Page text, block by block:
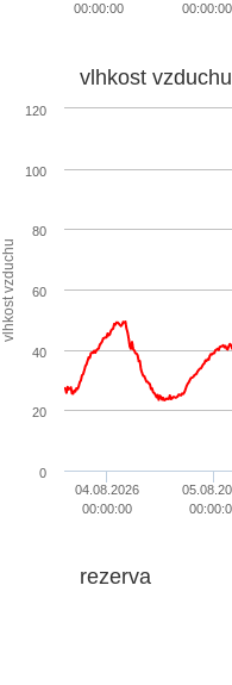
00:00:00 00:00:00
vlhkost vzduchu
vlhkost vzduchu
04.08.2026
00:00:00
0
20
40
60
80
100
120
rezerva